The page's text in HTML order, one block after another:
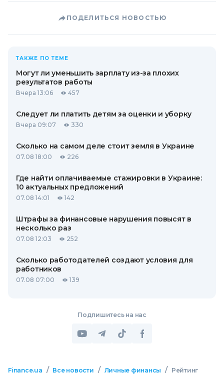
ПОДЕЛИТЬСЯ НОВОСТЬЮ
ТАКЖЕ ПО ТЕМЕ
Могут ли уменьшить зарплату из-за плохих
результатов работы
Вчера 13:06 457
Следует ли платить детям за оценки и уборку
Вчера 09:07 330
Сколько на самом деле стоит земля в Украине
07.08 18:00 226
Где найти оплачиваемые стажировки в Украине:
10 актуальных предложений
07.08 14:01 142
Штрафы за финансовые нарушения повысят в
несколько раз
07.08 12:03 252
Сколько работодателей создают условия для
работников
07.08 07:00 139
Подпишитесь на нас
Finance.ua / Все новости / Личные финансы /
Рейтинг